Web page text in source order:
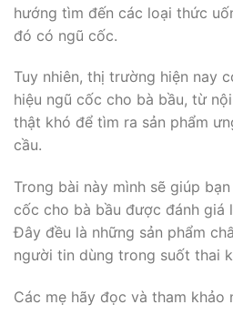
hướng tìm đến các loại thức
đó có ngũ cốc.
Tuy nhiên, thị trường hiện nay
hiệu ngũ cốc cho bà bầu, từ
thật khó để tìm ra sản phẩm
cầu.
Trong bài này mình sẽ giúp
cốc cho bà bầu được đánh giá
Đây đều là những sản phẩm
người tin dùng trong suốt thai
Các mẹ hãy đọc và tham khảo